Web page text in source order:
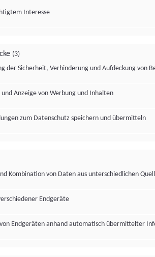
Hier anmelden.
Werbung: Wir nutzen aus wirtschaftlichen
unsere Webseite Dritten als digitalen
zu stellen. Über Verarbeitungen, die in
uns liegen, können Sie sich in unserer
näher informieren.Zur Bereitstellung unserer
von
Messung von Werbeleistung und
Cookies, Endgeräte- oder ähnliche Online-
basierte Kennungen, zufällig generierte
Kennungen) können zusammen mit
(z. B. Browsertyp und
Sprache, Bildschirmgröße, unterstützte
Ihrem Endgerät gespeichert oder von dort
es jedes Mal wiederzuerkennen, wenn es
aufruft. Dies geschieht für einen oder
Verarbeitungszwecke.
Interesse
(3)
der Sicherheit, Verhinderung und Aufdeckung von
Anzeige von Werbung und Inhalten
zum Datenschutz speichern und übermitteln
Kombination von Daten aus unterschiedlichen
Endgeräte
Endgeräten anhand automatisch übermittelter
Datenschutzerklärung